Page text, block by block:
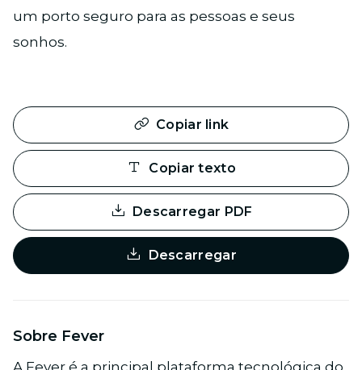
um porto seguro para as pessoas e seus
sonhos.
Copiar link
Copiar texto
Descarregar PDF
Descarregar
Sobre Fever